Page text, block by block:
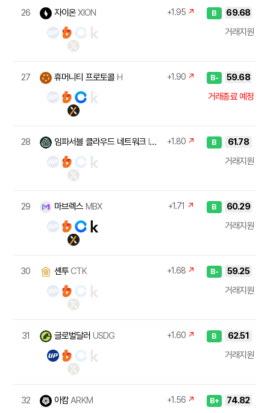
26 자이온XION +1.95 ↗ B
69.68
거래지원
27 휴머니티 프로토콜 H +1.90 ↗ B-
59.68
거래종료 예정
28 임파서블 클라우드 네트워크 ICNT +1.80 ↗ B
61.78
거래지원
29 마브렉스 MBX +1.71 ↗ B
60.29
거래지원
30 셴투CTK +1.68 ↗ B-
59.25
거래지원
31 글로벌달러 USDG +1.60 ↗ B
62.51
거래지원
32 아캄ARKM +1.56 ↗ B+
74.82